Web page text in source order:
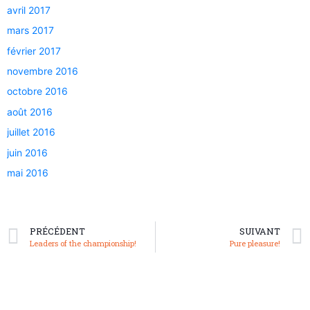
avril 2017
mars 2017
février 2017
novembre 2016
octobre 2016
août 2016
juillet 2016
juin 2016
mai 2016
PRÉCÉDENT
Leaders of the championship!
SUIVANT
Pure pleasure!